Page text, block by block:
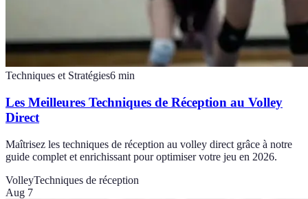
Techniques et Stratégies6 min
Les Meilleures Techniques de Réception au Volley
Direct
Maîtrisez les techniques de réception au volley direct grâce à notre
guide complet et enrichissant pour optimiser votre jeu en 2026.
VolleyTechniques de réception
Aug 7